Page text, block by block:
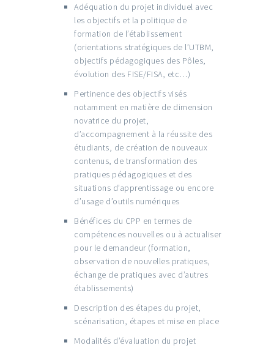
Adéquation du projet individuel avec
les objectifs et la politique de
formation de l’établissement
(orientations stratégiques de l’UTBM,
objectifs pédagogiques des Pôles,
évolution des FISE/FISA, etc…)
Pertinence des objectifs visés
notamment en matière de dimension
novatrice du projet,
d’accompagnement à la réussite des
étudiants, de création de nouveaux
contenus, de transformation des
pratiques pédagogiques et des
situations d’apprentissage ou encore
d’usage d’outils numériques
Bénéfices du CPP en termes de
compétences nouvelles ou à actualiser
pour le demandeur (formation,
observation de nouvelles pratiques,
échange de pratiques avec d’autres
établissements)
Description des étapes du projet,
scénarisation, étapes et mise en place
Modalités d’évaluation du projet